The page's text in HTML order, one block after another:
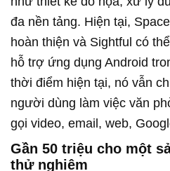
đa nền tảng. Hiện tại,
hoàn thiện và Sightful có
hỗ trợ ứng dụng Android
thời điểm hiện tại, nó vẫn
người dùng làm việc văn
gọi video, email, web,
Gần 50 triệu cho một
thử nghiệm